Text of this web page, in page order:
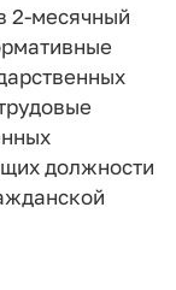
2-месячный
должности